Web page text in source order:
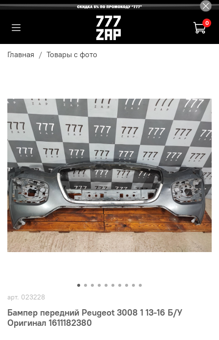
0
Главная Товары с фото
арт. 023228
Бампер передний Peugeot 3008 1 13-16 Б/У
Оригинал 1611182380